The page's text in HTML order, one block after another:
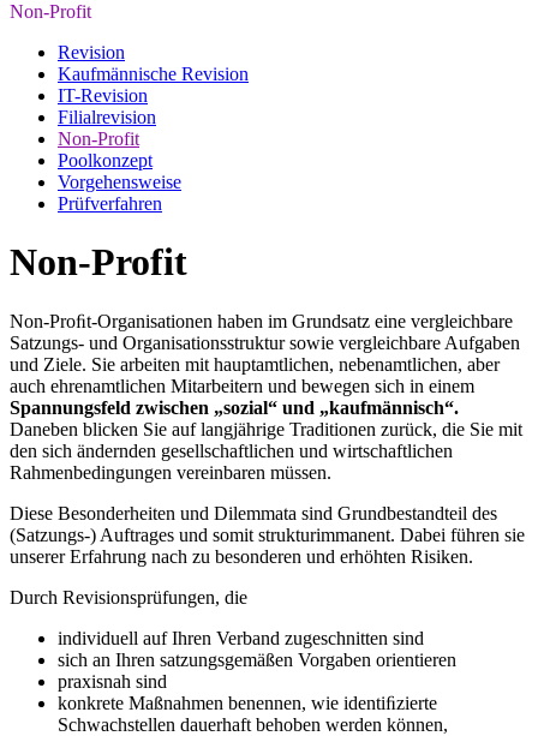
Non-Profit
Revision
Kaufmännische Revision
IT-Revision
Filialrevision
Non-Profit
Poolkonzept
Vorgehensweise
Prüfverfahren
Non-Profit
Non-Proﬁt-Organisationen haben im Grundsatz eine vergleichbare
Satzungs- und Organisationsstruktur sowie vergleichbare Aufgaben
und Ziele. Sie arbeiten mit hauptamtlichen, nebenamtlichen, aber
auch ehrenamtlichen Mitarbeitern und bewegen sich in einem
Spannungsfeld zwischen „sozial“ und „kaufmännisch“.
Daneben blicken Sie auf langjährige Traditionen zurück, die Sie mit
den sich ändernden gesellschaftlichen und wirtschaftlichen
Rahmenbedingungen vereinbaren müssen.
Diese Besonderheiten und Dilemmata sind Grundbestandteil des
(Satzungs-) Auftrages und somit strukturimmanent. Dabei führen sie
unserer Erfahrung nach zu besonderen und erhöhten Risiken.
Durch Revisionsprüfungen, die
individuell auf Ihren Verband zugeschnitten sind
sich an Ihren satzungsgemäßen Vorgaben orientieren
praxisnah sind
konkrete Maßnahmen benennen, wie identiﬁzierte
Schwachstellen dauerhaft behoben werden können,